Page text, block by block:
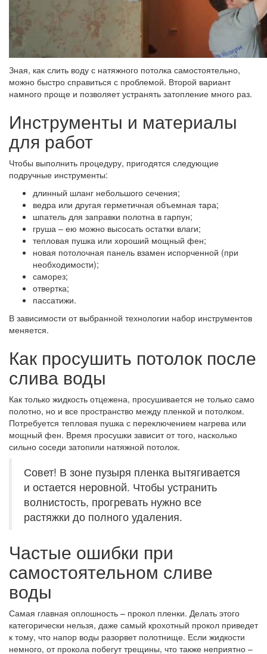
Зная, как слить воду с натяжного потолка самостоятельно,
можно быстро справиться с проблемой. Второй вариант
намного проще и позволяет устранять затопление много раз.
Инструменты и материалы
для работ
Чтобы выполнить процедуру, пригодятся следующие
подручные инструменты:
длинный шланг небольшого сечения;
ведра или другая герметичная объемная тара;
шпатель для заправки полотна в гарпун;
груша – ею можно высосать остатки влаги;
тепловая пушка или хороший мощный фен;
новая потолочная панель взамен испорченной (при
необходимости);
саморез;
отвертка;
пассатижи.
В зависимости от выбранной технологии набор инструментов
меняется.
Как просушить потолок после
слива воды
Как только жидкость отцежена, просушивается не только само
полотно, но и все пространство между пленкой и потолком.
Потребуется тепловая пушка с переключением нагрева или
мощный фен. Время просушки зависит от того, насколько
сильно соседи затопили натяжной потолок.
Совет! В зоне пузыря пленка вытягивается
и остается неровной. Чтобы устранить
волнистость, прогревать нужно все
растяжки до полного удаления.
Частые ошибки при
самостоятельном сливе
воды
Самая главная оплошность – прокол пленки. Делать этого
категорически нельзя, даже самый крохотный прокол приведет
к тому, что напор воды разорвет полотнище. Если жидкости
немного, от прокола побегут трещины, что также неприятно –